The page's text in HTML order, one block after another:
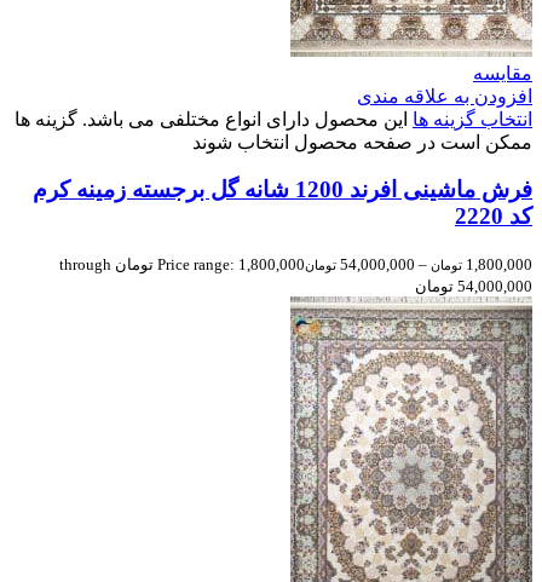
مقایسه
افزودن به علاقه مندی
انتخاب گزینه ها این محصول دارای انواع مختلفی می باشد. گزینه ها
ممکن است در صفحه محصول انتخاب شوند
فرش ماشینی افرند 1200 شانه گل برجسته زمینه کرم
کد 2220
1,800,000 تومان –
54,000,000 تومان
Price range: 1,800,000 تومان through
54,000,000 تومان